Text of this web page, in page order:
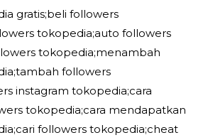
gratis;beli followers
tokopedia;auto followers
tokopedia;menambah
followers
instagram tokopedia;cara
tokopedia;cara mendapatkan
followers tokopedia;cheat